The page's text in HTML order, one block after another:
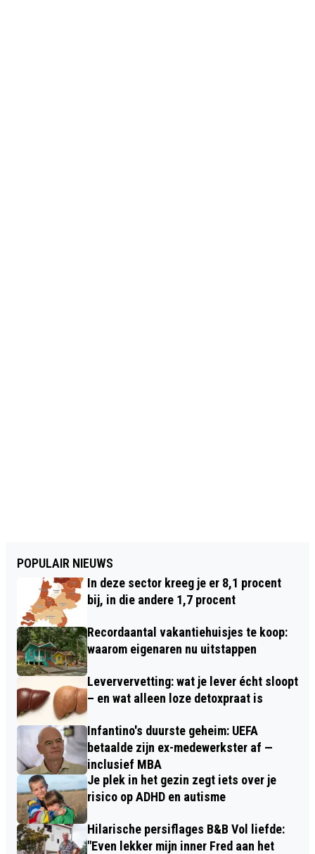
POPULAIR NIEUWS
In deze sector kreeg je er 8,1 procent
bij, in die andere 1,7 procent
Recordaantal vakantiehuisjes te koop:
waarom eigenaren nu uitstappen
Leververvetting: wat je lever écht sloopt
– en wat alleen loze detoxpraat is
Infantino's duurste geheim: UEFA
betaalde zijn ex-medewerkster af —
inclusief MBA
Je plek in het gezin zegt iets over je
risico op ADHD en autisme
Hilarische persiflages B&B Vol liefde:
"Even lekker mijn inner Fred aan het